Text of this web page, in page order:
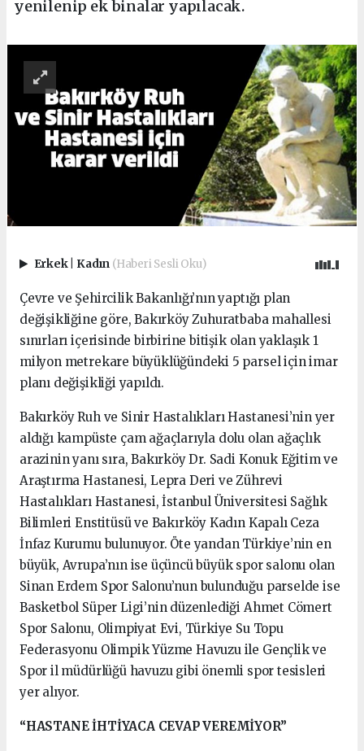
yenilenip ek binalar yapılacak.
Erkek Kadın (Haberi Sesli Oku)
Çevre ve Şehircilik Bakanlığı’nın yaptığı plan
değişikliğine göre, Bakırköy Zuhuratbaba mahallesi
sınırları içerisinde birbirine bitişik olan yaklaşık 1
milyon metrekare büyüklüğündeki 5 parsel için imar
planı değişikliği yapıldı.
Bakırköy Ruh ve Sinir Hastalıkları Hastanesi’nin yer
aldığı kampüste çam ağaçlarıyla dolu olan ağaçlık
arazinin yanı sıra, Bakırköy Dr. Sadi Konuk Eğitim ve
Araştırma Hastanesi, Lepra Deri ve Zührevi
Hastalıkları Hastanesi, İstanbul Üniversitesi Sağlık
Bilimleri Enstitüsü ve Bakırköy Kadın Kapalı Ceza
İnfaz Kurumu bulunuyor. Öte yandan Türkiye’nin en
büyük, Avrupa’nın ise üçüncü büyük spor salonu olan
Sinan Erdem Spor Salonu’nun bulunduğu parselde ise
Basketbol Süper Ligi’nin düzenlediği Ahmet Cömert
Spor Salonu, Olimpiyat Evi, Türkiye Su Topu
Federasyonu Olimpik Yüzme Havuzu ile Gençlik ve
Spor il müdürlüğü havuzu gibi önemli spor tesisleri
yer alıyor.
“HASTANE İHTİYACA CEVAP VEREMİYOR”